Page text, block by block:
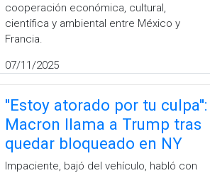
cooperación económica, cultural,
científica y ambiental entre México y
Francia.
07/11/2025
''Estoy atorado por tu culpa'':
Macron llama a Trump tras
quedar bloqueado en NY
Impaciente, bajó del vehículo, habló con